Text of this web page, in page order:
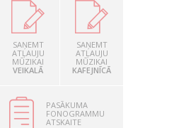
SAŅEMT
ATĻAUJU
MŪZIKAI
VEIKALĀ
SAŅEMT
ATĻAUJU
MŪZIKAI
KAFEJNĪCĀ
PASĀKUMA
FONOGRAMMU
ATSKAITE